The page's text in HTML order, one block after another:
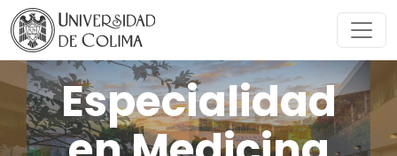
Especialidad